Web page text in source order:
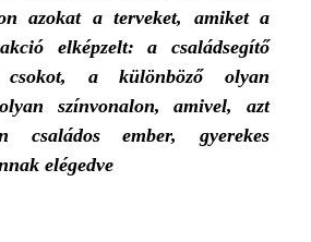
azokat a terveket, amiket a
elképzelt: a családsegítő
csokot, a különböző olyan
színvonalon, amivel, azt
családos ember, gyerekes
elégedve